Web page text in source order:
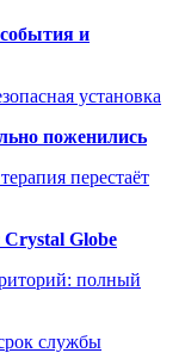
и
установка
поженились
перестаёт
Globe
полный
службы